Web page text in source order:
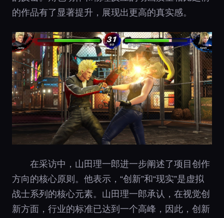
的作品有了显著提升，展现出更高的真实感。
在采访中，山田理一郎进一步阐述了项目创作
方向的核心原则。他表示，“创新”和“现实”是虚拟
战士系列的核心元素。山田理一郎承认，在视觉创
新方面，行业的标准已达到一个高峰，因此，创新